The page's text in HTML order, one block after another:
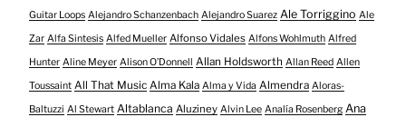
Guitar Loops Alejandro Schanzenbach Alejandro Suarez Ale Torriggino Ale
Zar Alfa Sintesis Alfed Mueller Alfonso Vidales Alfons Wohlmuth Alfred
Hunter Aline Meyer Alison O​’​Donnell Allan Holdsworth Allan Reed Allen
Toussaint All That Music Alma Kala Alma y Vida Almendra Aloras-
Baltuzzi Al Stewart Altablanca Aluziney Alvin Lee Analía Rosenberg Ana